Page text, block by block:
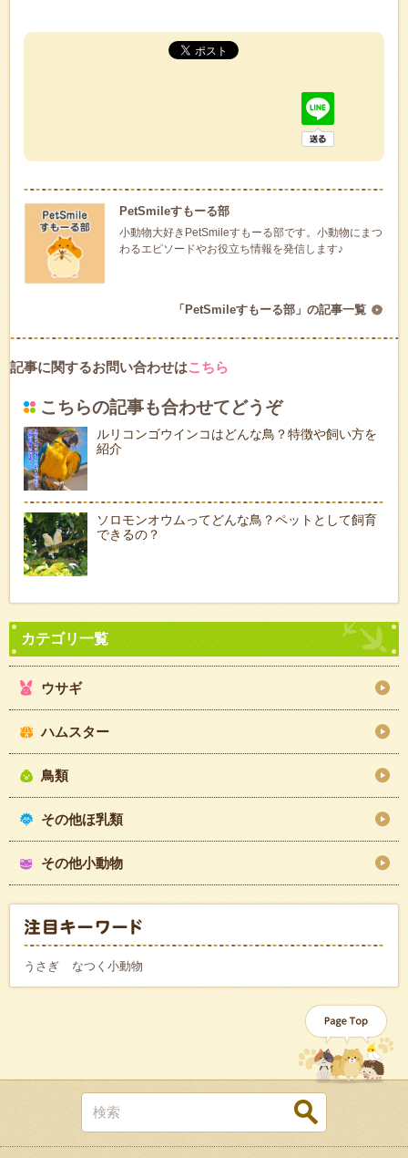
PetSmileすもーる部
小動物大好きPetSmileすもーる部です。小動物にまつ
わるエピソードやお役立ち情報を発信します♪
「PetSmileすもーる部」の記事一覧
記事に関するお問い合わせはこちら
こちらの記事も合わせてどうぞ
ルリコンゴウインコはどんな鳥？特徴や飼い方を
紹介
ソロモンオウムってどんな鳥？ペットとして飼育
できるの？
ウサギ
ハムスター
鳥類
その他ほ乳類
その他小動物
うさぎ なつく小動物